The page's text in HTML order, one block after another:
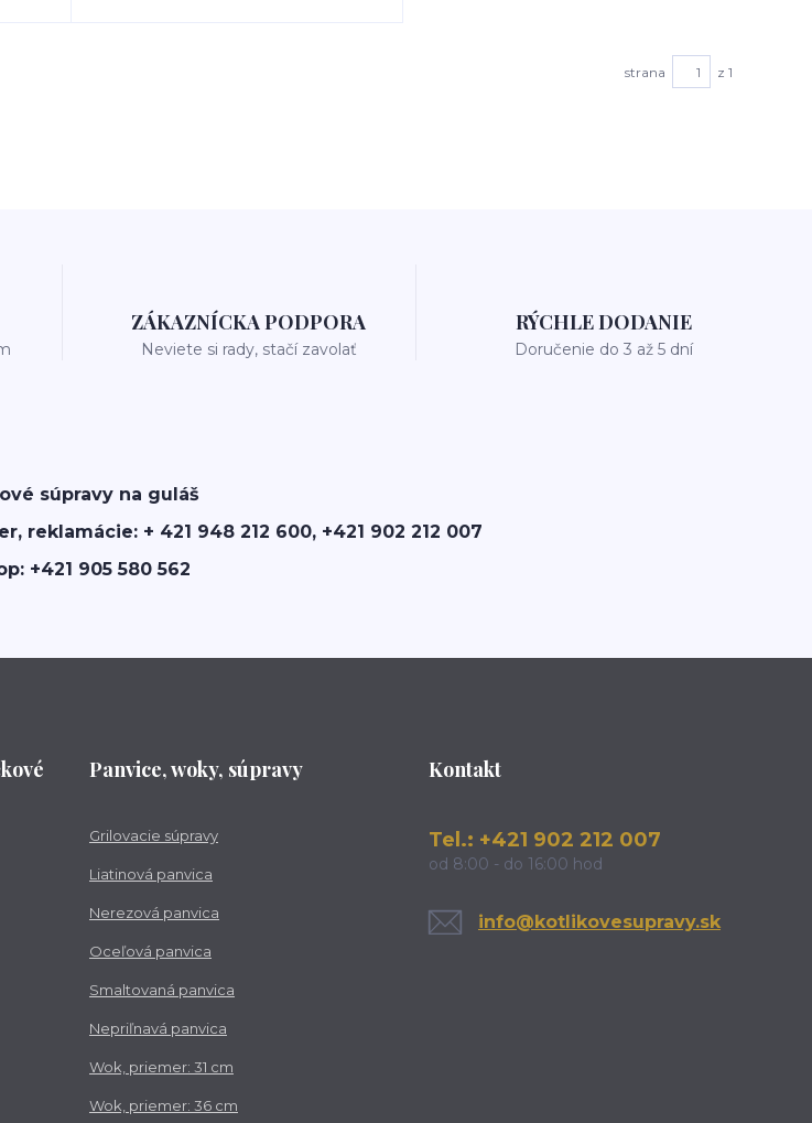
strana z 1
ZÁKAZNÍCKA PODPORA
Neviete si rady, stačí zavolať
RÝCHLE DODANIE
Doručenie do 3 až 5 dní
súpravy na guláš
reklamácie: + 421 948 212 600, +421 902 212 007
+421 905 580 562
Panvice, woky, súpravy
Grilovacie súpravy
Liatinová panvica
Nerezová panvica
Oceľová panvica
Smaltovaná panvica
Nepriľnavá panvica
Wok, priemer: 31 cm
Wok, priemer: 36 cm
Kontakt
Tel.: +421 902 212 007
od 8:00 - do 16:00 hod
info@kotlikovesupravy.sk